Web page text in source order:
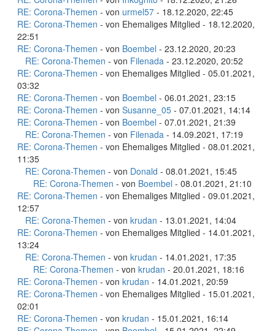
RE: Corona-Themen - von urmel57 - 18.12.2020, 22:45
RE: Corona-Themen - von Ehemaliges Mitglied - 18.12.2020,
22:51
RE: Corona-Themen - von Boembel - 23.12.2020, 20:23
RE: Corona-Themen - von Filenada - 23.12.2020, 20:52
RE: Corona-Themen - von Ehemaliges Mitglied - 05.01.2021,
03:32
RE: Corona-Themen - von Boembel - 06.01.2021, 23:15
RE: Corona-Themen - von Susanne_05 - 07.01.2021, 14:14
RE: Corona-Themen - von Boembel - 07.01.2021, 21:39
RE: Corona-Themen - von Filenada - 14.09.2021, 17:19
RE: Corona-Themen - von Ehemaliges Mitglied - 08.01.2021,
11:35
RE: Corona-Themen - von Donald - 08.01.2021, 15:45
RE: Corona-Themen - von Boembel - 08.01.2021, 21:10
RE: Corona-Themen - von Ehemaliges Mitglied - 09.01.2021,
12:57
RE: Corona-Themen - von krudan - 13.01.2021, 14:04
RE: Corona-Themen - von Ehemaliges Mitglied - 14.01.2021,
13:24
RE: Corona-Themen - von krudan - 14.01.2021, 17:35
RE: Corona-Themen - von krudan - 20.01.2021, 18:16
RE: Corona-Themen - von krudan - 14.01.2021, 20:59
RE: Corona-Themen - von Ehemaliges Mitglied - 15.01.2021,
02:01
RE: Corona-Themen - von krudan - 15.01.2021, 16:14